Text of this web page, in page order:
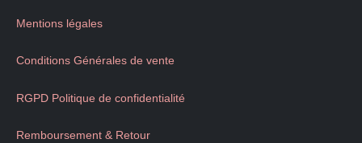
Mentions légales
Conditions Générales de vente
RGPD Politique de confidentialité
Remboursement & Retour